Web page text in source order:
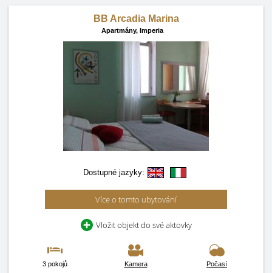
BB Arcadia Marina
Apartmány, Imperia
Dostupné jazyky:
Více o tomto ubytování
Vložit objekt do své aktovky
3 pokojů Kamera Počasí